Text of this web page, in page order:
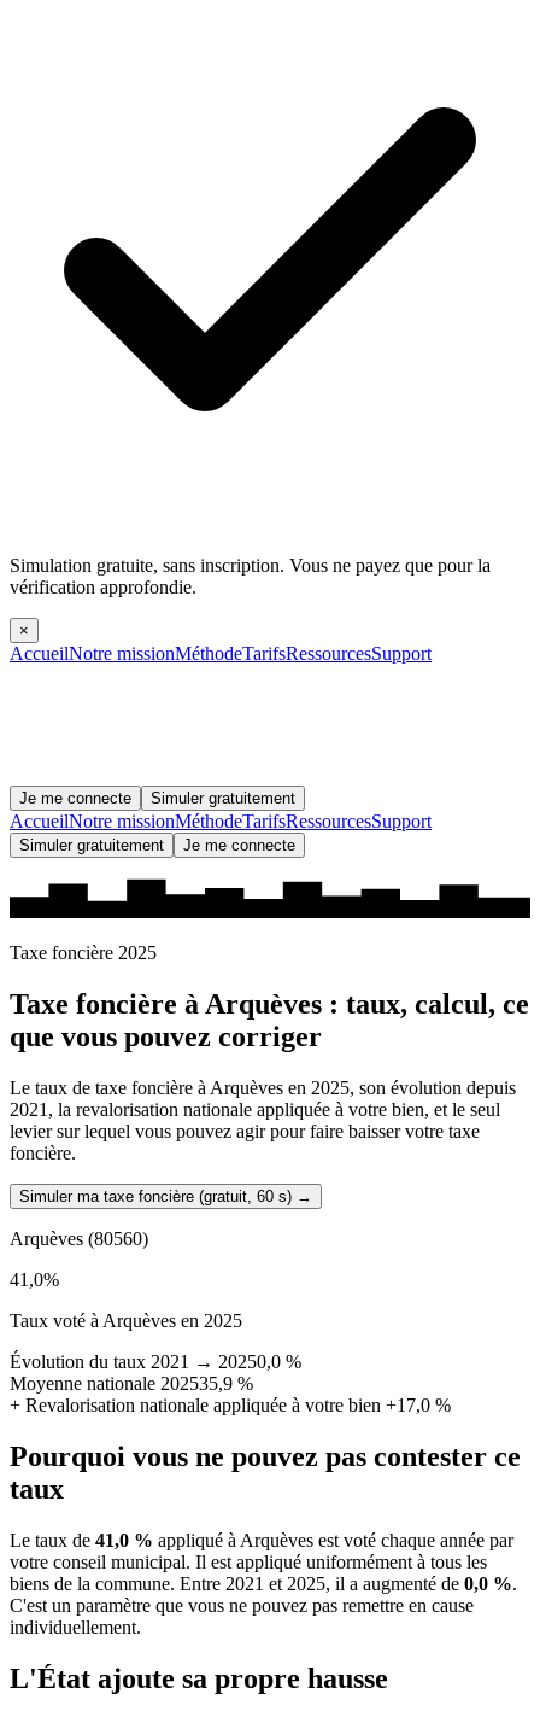
Simulation gratuite, sans inscription. Vous ne payez que pour la
vérification approfondie.
×
AccueilNotre missionMéthodeTarifsRessourcesSupport
Je me connecte Simuler gratuitement
AccueilNotre missionMéthodeTarifsRessourcesSupport
Simuler gratuitement Je me connecte
Taxe foncière 2025
Taxe foncière àArquèves : taux, calcul, ce
que vous pouvez corriger
Le taux de taxe foncière à Arquèves en 2025, son évolution depuis
2021, la revalorisation nationale appliquée à votre bien, et le seul
levier sur lequel vous pouvez agir pour faire baisser votre taxe
foncière.
Simuler ma taxe foncière (gratuit, 60 s) →
Arquèves (80560)
41,0%
Taux voté à Arquèves en 2025
Évolution du taux 2021 → 20250,0 %
Moyenne nationale 202535,9 %
+ Revalorisation nationale appliquée à votre bien +17,0 %
Pourquoi vous ne pouvez pas contester ce
taux
Le taux de 41,0 % appliqué à Arquèves est voté chaque année par
votre conseil municipal. Il est appliqué uniformément à tous les
biens de la commune. Entre 2021 et 2025, il a augmenté de 0,0 %.
C'est un paramètre que vous ne pouvez pas remettre en cause
individuellement.
L'État ajoute sa propre hausse